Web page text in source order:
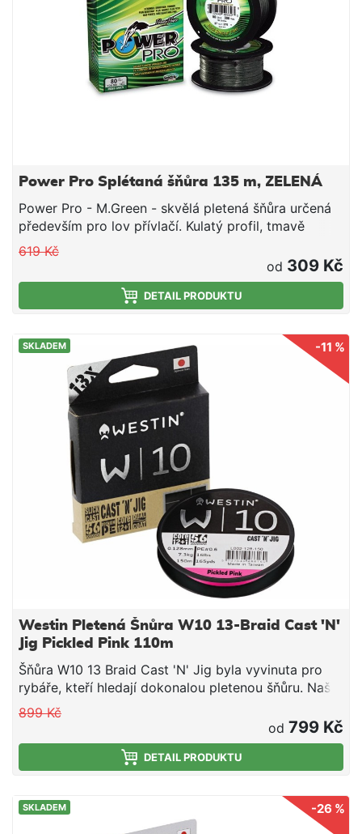
Power Pro Splétaná šňůra 135 m, ZELENÁ
Power Pro - M.Green - skvělá pletená šňůra určená
především pro lov přívlačí. Kulatý profil, tmavě
zelená barva, nulová průtažnost a vysoká pevnost v
uzlu, jsou přednosti, které v kombinaci s příznivou
cenou hovoří jednoznačně pro volbu značky
PowerPro. Praktická krabička se systémem EZ spool
619 Kč
od 309 Kč
DETAIL PRODUKTU
-11 %
SKLADEM
Westin Pletená Šnůra W10 13-Braid Cast 'N'
Jig Pickled Pink 110m
Šňůra W10 13 Braid Cast 'N' Jig byla vyvinuta pro
rybáře, kteří hledají dokonalou pletenou šňůru. Naše
inovativní konstrukce vytváří pletenku, která
kombinuje maximální pevnost a odolnost proti oděru
se super hladkým povrchem. Vyrobena z
prémiových japonských vláken
použitím 13X (12+1) designu s 12 vlákny tkanými
kolem centrálního vlákna CORE pro vytvoření
mimořádně kulaté šňůry se zlepšenou pevností ve
899 Kč
od 799 Kč
DETAIL PRODUKTU
-26 %
SKLADEM